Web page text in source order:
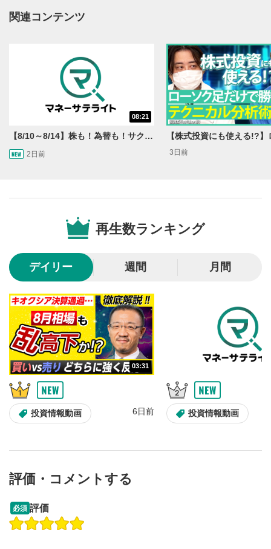
動画再生エリアにマウスを乗せると表示されます。
動画を再生または一時停止します。
10秒戻し/10秒送り
10秒、動画を巻き戻し/早送りします。
再生位置を示しています。再生したい位置をクリック
するとその位置から動画が再生されます。
スライダーを上下すると音量が調整できます。
8
全画面表示
動画が全画面で表示されます。再度クリックすると元
のサイズに戻ります。
関連コンテンツ
08:21
【8/10～8/14】株も！為替も！サクッと！来週のマーケット見通し＜Next View＞
2日前 3日前
再生数ランキング
デイリー 週間 月間
03:31
投資情報動画 6日前 投資情報動画
操作説明動画
評価・コメントする
必須 評価